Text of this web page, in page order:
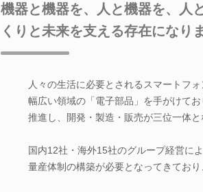
機器と機器を、人と機器を、人
くりと未来を支える存在になり
人々の生活に必要とされるスマートフ
幅広い領域の「電子部品」を手がけて
推進し、開発・製造・販売が三位一体と
国内12社・海外15社のグループ経営に
量産体制の構築が必要となってきてお